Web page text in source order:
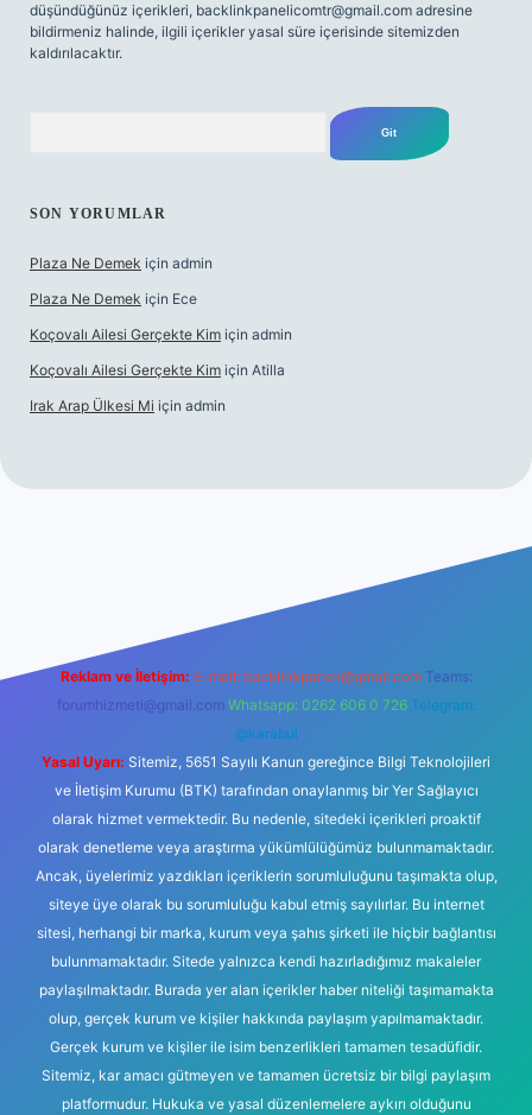
düşündüğünüz içerikleri, backlinkpanelicomtr@gmail.com adresine
bildirmeniz halinde, ilgili içerikler yasal süre içerisinde sitemizden
kaldırılacaktır.
SON YORUMLAR
Plaza Ne Demek için admin
Plaza Ne Demek için Ece
Koçovalı Ailesi Gerçekte Kim için admin
Koçovalı Ailesi Gerçekte Kim için Atilla
Irak Arap Ülkesi Mi için admin
Reklam ve İletişim: E-mail: backlinkpaneli@gmail.com Teams:
forumhizmeti@gmail.com Whatsapp: 0262 606 0 726 Telegram:
@karabul
Yasal Uyarı: Sitemiz, 5651 Sayılı Kanun gereğince Bilgi Teknolojileri
ve İletişim Kurumu (BTK) tarafından onaylanmış bir Yer Sağlayıcı
olarak hizmet vermektedir. Bu nedenle, sitedeki içerikleri proaktif
olarak denetleme veya araştırma yükümlülüğümüz bulunmamaktadır.
Ancak, üyelerimiz yazdıkları içeriklerin sorumluluğunu taşımakta olup,
siteye üye olarak bu sorumluluğu kabul etmiş sayılırlar. Bu internet
sitesi, herhangi bir marka, kurum veya şahıs şirketi ile hiçbir bağlantısı
bulunmamaktadır. Sitede yalnızca kendi hazırladığımız makaleler
paylaşılmaktadır. Burada yer alan içerikler haber niteliği taşımamakta
olup, gerçek kurum ve kişiler hakkında paylaşım yapılmamaktadır.
Gerçek kurum ve kişiler ile isim benzerlikleri tamamen tesadüfidir.
Sitemiz, kar amacı gütmeyen ve tamamen ücretsiz bir bilgi paylaşım
platformudur. Hukuka ve yasal düzenlemelere aykırı olduğunu